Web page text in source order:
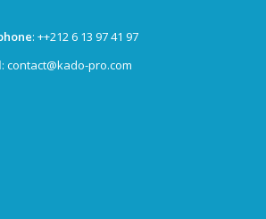
: ++212 6 13 97 41 97
: contact@kado-pro.com